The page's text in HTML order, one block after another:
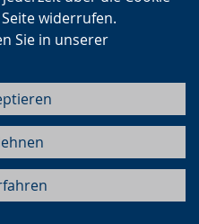
widerrufen.
Sie in unserer